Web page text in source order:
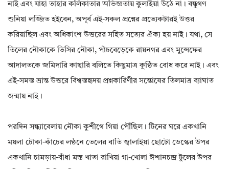
নাই এবং যাহা তাহার কলিকাতার অভিজ্ঞতায় কুলাইয়া উঠে না। বন্ধুগণ
শুনিয়া লজ্জিত হইবেন, অপূর্ব এই-সকল প্রশ্নের প্রত্যেকটারই উত্তর
করিয়াছিল এবং অধিকাংশ উত্তরের সহিত সত্যের ঐক্য হয় নাই। যথা, সে
তিলের নৌকাকে তিসির নৌকা, পাঁচবেড়েকে রায়নগর এবং মুন্সেফের
আদালতকে জমিদারি কাছারি বলিতে কিছুমাত্র কুণ্ঠিত বোধ করে নাই। এবং
এই-সমস্ত ভ্রান্ত উত্তরে বিশ্বস্তহৃদয় প্রশ্নকারিণীর সন্তোষের তিলমাত্র ব্যাঘাত
জন্মায় নাই।
পরদিন সন্ধ্যাবেলায় নৌকা কুশীগে গিয়া পৌঁছিল। টিনের ঘরে একখানি
ময়লা চৌকা-কাঁচের লণ্ঠনে তেলের বাতি জ্বালাইয়া ছোটো ডেস্কের উপর
একখানি চামড়ায়-বাঁধা মস্ত খাতা রাখিয়া গা-খোলা ঈশানচন্দ্র টুলের উপর